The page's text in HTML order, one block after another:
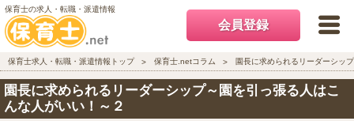
保育士の求人・転職・派遣情報
会員登録
保育士求人・転職・派遣情報トップ 保育士.netコラム 園長に求められるリーダーシッ
園長に求められるリーダーシップ～園を引っ張る人はこ
んな人がいい！～２